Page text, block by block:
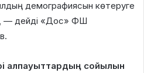
демографиясын көтеруге
— дейді «Дос» ФШ
алпауыттардың сойылын